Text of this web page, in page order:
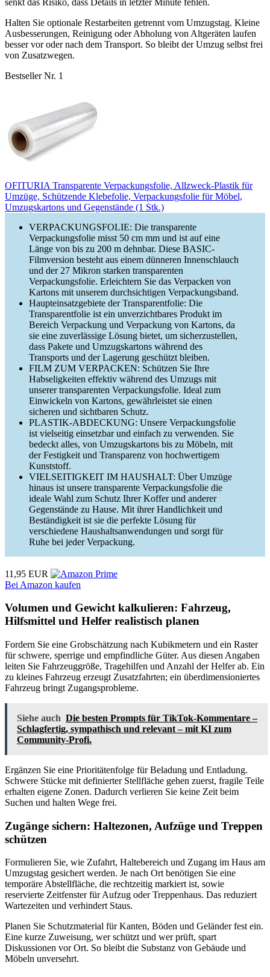
Halten Sie optionale Restarbeiten getrennt vom Umzugstag. Kleine
Ausbesserungen, Reinigung oder Abholung von Altgeräten laufen
besser vor oder nach dem Transport. So bleibt der Umzug selbst frei
von Zusatzwegen.
Bestseller Nr. 1
OFITURIA Transparente Verpackungsfolie, Allzweck-Plastik für
Umzüge, Schützende Klebefolie, Verpackungsfolie für Möbel,
Umzugskartons und Gegenstände (1 Stk.)
VERPACKUNGSFOLIE: Die transparente
Verpackungsfolie misst 50 cm mm und ist auf eine
Länge von bis zu 200 m dehnbar. Diese BASIC-
Filmversion besteht aus einem dünneren Innenschlauch
und der 27 Mikron starken transparenten
Verpackungsfolie. Erleichtern Sie das Verpacken von
Kartons mit unserem durchsichtigen Verpackungsband.
Haupteinsatzgebiete der Transparentfolie: Die
Transparentfolie ist ein unverzichtbares Produkt im
Bereich Verpackung und Verpackung von Kartons, da
sie eine zuverlässige Lösung bietet, um sicherzustellen,
dass Pakete und Umzugskartons während des
Transports und der Lagerung geschützt bleiben.
FILM ZUM VERPACKEN: Schützen Sie Ihre
Habseligkeiten effektiv während des Umzugs mit
unserer transparenten Verpackungsfolie. Ideal zum
Einwickeln von Kartons, gewährleistet sie einen
sicheren und sichtbaren Schutz.
PLASTIK-ABDECKUNG: Unsere Verpackungsfolie
ist vielseitig einsetzbar und einfach zu verwenden. Sie
bedeckt alles, von Umzugskartons bis zu Möbeln, mit
der Festigkeit und Transparenz von hochwertigem
Kunststoff.
VIELSEITIGKEIT IM HAUSHALT: Über Umzüge
hinaus ist unsere transparente Verpackungsfolie die
ideale Wahl zum Schutz Ihrer Koffer und anderer
Gegenstände zu Hause. Mit ihrer Handlichkeit und
Beständigkeit ist sie die perfekte Lösung für
verschiedene Haushaltsanwendungen und sorgt für
Ruhe bei jeder Verpackung.
11,95 EUR
Bei Amazon kaufen
Volumen und Gewicht kalkulieren: Fahrzeug,
Hilfsmittel und Helfer realistisch planen
Fordern Sie eine Grobschätzung nach Kubikmetern und ein Raster
für schwere, sperrige und empfindliche Güter. Aus diesen Angaben
leiten Sie Fahrzeuggröße, Tragehilfen und Anzahl der Helfer ab. Ein
zu kleines Fahrzeug erzeugt Zusatzfahrten; ein überdimensioniertes
Fahrzeug bringt Zugangsprobleme.
Siehe auch Die besten Prompts für TikTok-Kommentare –
Schlagfertig, sympathisch und relevant – mit KI zum
Community-Profi.
Ergänzen Sie eine Prioritätenfolge für Beladung und Entladung.
Schwere Stücke mit definierter Stellfläche gehen zuerst, fragile Teile
erhalten eigene Zonen. Dadurch verlieren Sie keine Zeit beim
Suchen und halten Wege frei.
Zugänge sichern: Haltezonen, Aufzüge und Treppen
schützen
Formulieren Sie, wie Zufahrt, Haltebereich und Zugang im Haus am
Umzugstag gesichert werden. Je nach Ort benötigen Sie eine
temporäre Abstellfläche, die rechtzeitig markiert ist, sowie
reservierte Zeitfenster für Aufzug oder Treppenhaus. Das reduziert
Wartezeiten und verhindert Staus.
Planen Sie Schutzmaterial für Kanten, Böden und Geländer fest ein.
Eine kurze Zuweisung, wer schützt und wer prüft, spart
Diskussionen vor Ort. So bleibt die Substanz von Gebäude und
Möbeln unversehrt.